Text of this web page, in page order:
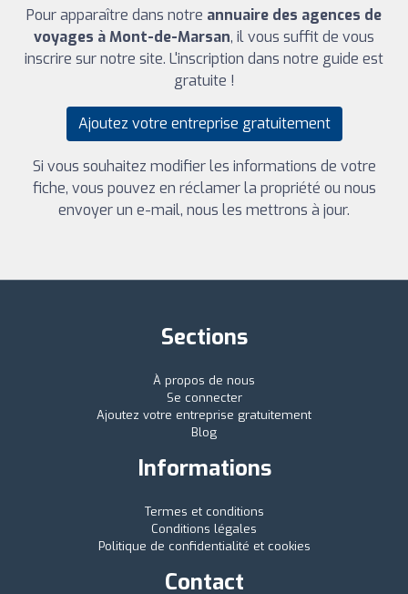
Pour apparaître dans notre annuaire des agences de
voyages à Mont-de-Marsan, il vous suffit de vous
inscrire sur notre site. L'inscription dans notre guide est
gratuite !
Ajoutez votre entreprise gratuitement
Si vous souhaitez modifier les informations de votre
fiche, vous pouvez en réclamer la propriété ou nous
envoyer un e-mail, nous les mettrons à jour.
Sections
À propos de nous
Se connecter
Ajoutez votre entreprise gratuitement
Blog
Informations
Termes et conditions
Conditions légales
Politique de confidentialité et cookies
Contact